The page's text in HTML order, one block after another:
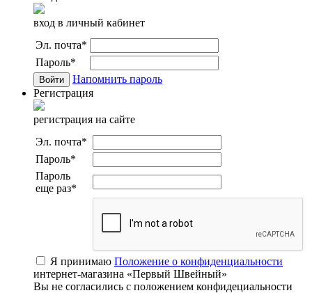
вход в личный кабинет
Эл. почта*
Пароль*
Напомнить пароль
Регистрация
регистрация на сайте
Эл. почта*
Пароль*
Пароль
еще раз*
Я принимаю Положение о конфиденциальности
интернет-магазина «Первый Швейный»
Вы не согласились с положением конфидециальности